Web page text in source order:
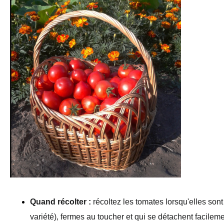
Quand récolter : récoltez les tomates lorsqu'elles
variété), fermes au toucher et qui se détachent